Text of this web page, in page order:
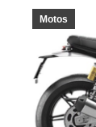
Motos